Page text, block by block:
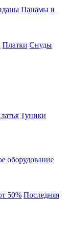
Панамы и
Платки Снуды
Туники
оборудование
50% Последняя